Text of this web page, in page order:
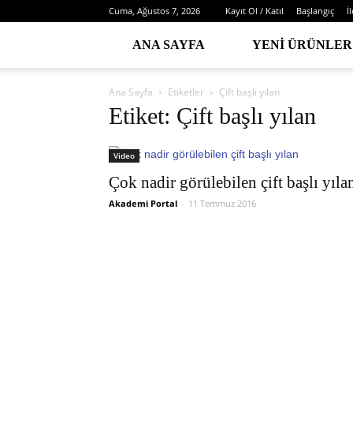
Cuma, Ağustos 7, 2026 Kayıt Ol / Katıl Başlangıç
ANA SAYFA YENI ÜRÜNLER
Ana Sayfa Etiketler Çift başlı yılan
Etiket: Çift başlı yılan
Video
Çok nadir görülebilen çift başlı
Akademi Portal - 11 Temmuz 2016